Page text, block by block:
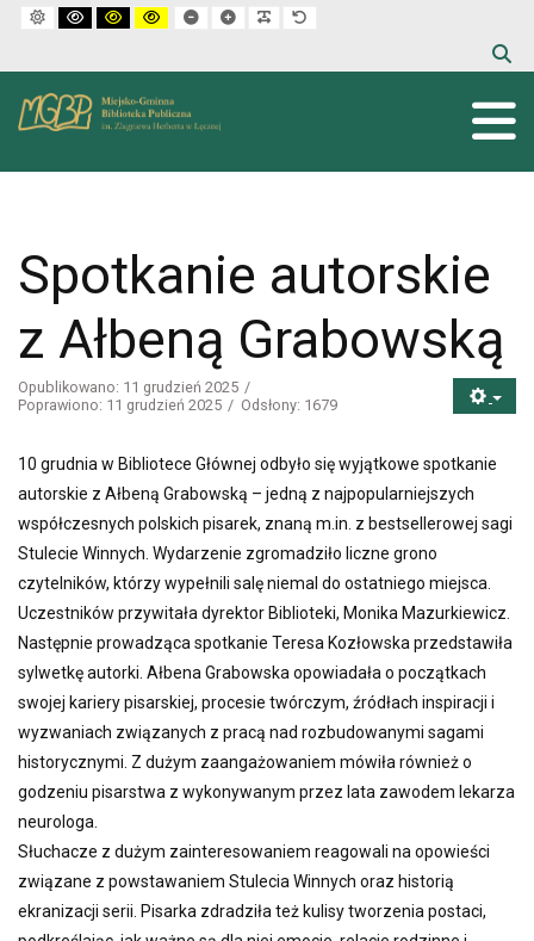
Default mode
High contrast black white mode
High contrast black yellow mode
High contrast yellow black mode
Set smaller font
Set larger font
Make font more readable
Spotkanie autorskie
z Ałbeną Grabowską
Opublikowano: 11 grudzień 2025
Poprawiono: 11 grudzień 2025
Odsłony: 1679
10 grudnia w Bibliotece Głównej odbyło się wyjątkowe spotkanie
autorskie z Ałbeną Grabowską – jedną z najpopularniejszych
współczesnych polskich pisarek, znaną m.in. z bestsellerowej sagi
Stulecie Winnych. Wydarzenie zgromadziło liczne grono
czytelników, którzy wypełnili salę niemal do ostatniego miejsca.
Uczestników przywitała dyrektor Biblioteki, Monika Mazurkiewicz.
Następnie prowadząca spotkanie Teresa Kozłowska przedstawiła
sylwetkę autorki. Ałbena Grabowska opowiadała o początkach
swojej kariery pisarskiej, procesie twórczym, źródłach inspiracji i
wyzwaniach związanych z pracą nad rozbudowanymi sagami
historycznymi. Z dużym zaangażowaniem mówiła również o
godzeniu pisarstwa z wykonywanym przez lata zawodem lekarza
neurologa.
Słuchacze z dużym zainteresowaniem reagowali na opowieści
związane z powstawaniem Stulecia Winnych oraz historią
ekranizacji serii. Pisarka zdradziła też kulisy tworzenia postaci,